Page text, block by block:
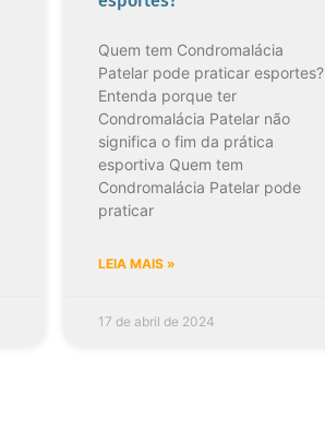
Quem tem Condromalácia
Patelar pode praticar esportes?
Entenda porque ter
Condromalácia Patelar não
significa o fim da prática
esportiva Quem tem
Condromalácia Patelar pode
praticar
LEIA MAIS »
17 de abril de 2024